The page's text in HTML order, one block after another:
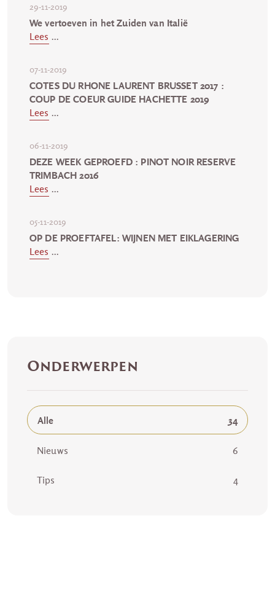
29-11-2019
We vertoeven in het Zuiden van Italië
Lees ...
07-11-2019
COTES DU RHONE LAURENT BRUSSET 2017 :
COUP DE COEUR GUIDE HACHETTE 2019
Lees ...
06-11-2019
DEZE WEEK GEPROEFD : PINOT NOIR RESERVE
TRIMBACH 2016
Lees ...
05-11-2019
OP DE PROEFTAFEL: WIJNEN MET EIKLAGERING
Lees ...
Onderwerpen
Alle 34
Nieuws 6
Tips 4